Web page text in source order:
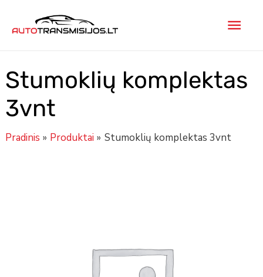
prie
Stumoklių komplektas
3vnt
Pradinis Produktai Stumoklių komplektas 3vnt